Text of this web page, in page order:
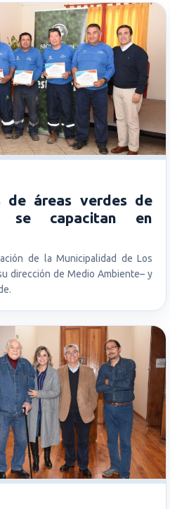
de áreas verdes de
se capacitan en
de la Municipalidad de Los
dirección de Medio Ambiente– y